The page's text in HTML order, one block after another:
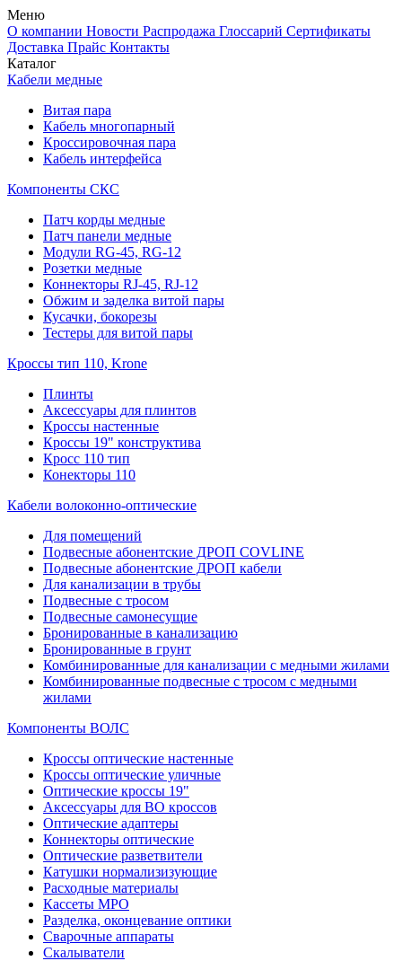
Меню
О компании Новости Распродажа Глоссарий Сертификаты
Доставка Прайс Контакты
Каталог
Кабели медные
Витая пара
Кабель многопарный
Кроссировочная пара
Кабель интерфейса
Компоненты СКС
Патч корды медные
Патч панели медные
Модули RG-45, RG-12
Розетки медные
Коннекторы RJ-45, RJ-12
Обжим и заделка витой пары
Кусачки, бокорезы
Тестеры для витой пары
Кроссы тип 110, Krone
Плинты
Аксессуары для плинтов
Кроссы настенные
Кроссы 19" конструктива
Кросс 110 тип
Конекторы 110
Кабели волоконно-оптические
Для помещений
Подвесные абонентские ДРОП COVLINE
Подвесные абонентские ДРОП кабели
Для канализации в трубы
Подвесные с тросом
Подвесные самонесущие
Бронированные в канализацию
Бронированные в грунт
Комбинированные для канализации с медными жилами
Комбинированные подвесные с тросом с медными
жилами
Компоненты ВОЛС
Кроссы оптические настенные
Кроссы оптические уличные
Оптические кроссы 19"
Аксессуары для ВО кроссов
Оптические адаптеры
Коннекторы оптические
Оптические разветвители
Катушки нормализизующие
Расходные материалы
Кассеты MPO
Разделка, оконцевание оптики
Сварочные аппараты
Скалыватели